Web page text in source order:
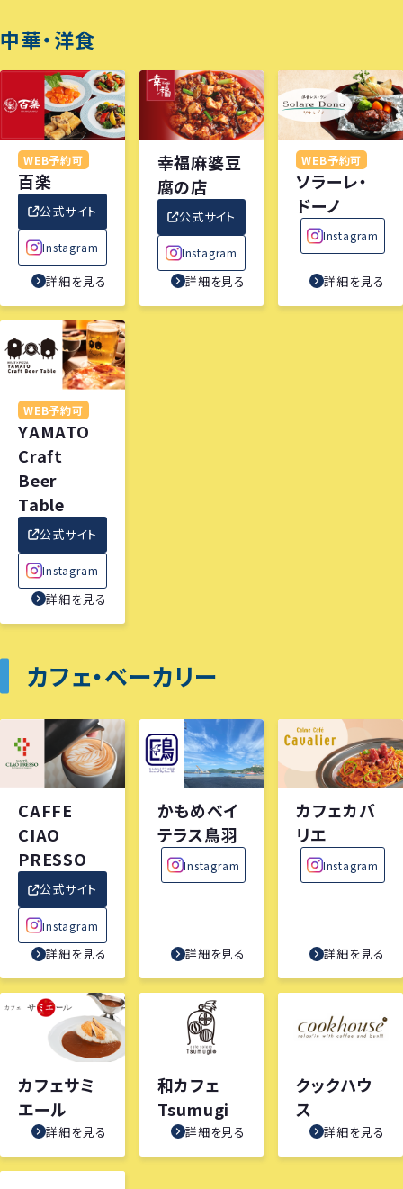
中華・洋食
WEB予約可
百楽
公式サイト
Instagram
詳細を見る
幸福麻婆豆
腐の店
公式サイト
Instagram
詳細を見る
WEB予約可
ソラーレ・
ドーノ
Instagram
詳細を見る
WEB予約可
YAMATO
Craft
Beer
Table
公式サイト
Instagram
詳細を見る
カフェ・ベーカリー
CAFFE
CIAO
PRESSO
公式サイト
Instagram
詳細を見る
かもめベイ
テラス鳥羽
Instagram
詳細を見る
カフェカバ
リエ
Instagram
詳細を見る
カフェサミ
エール
詳細を見る
和カフェ
Tsumugi
詳細を見る
クックハウ
ス
詳細を見る